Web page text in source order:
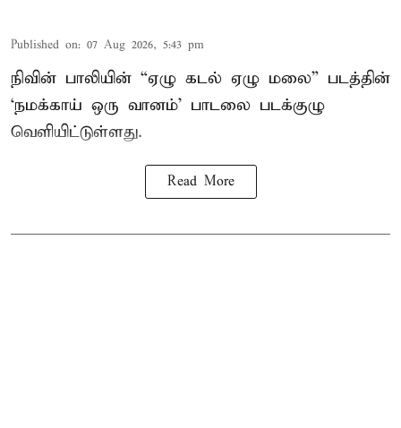
Published on: 07 Aug 2026, 5:43 pm
நிவின் பாலியின் “ஏழு கடல் ஏழு மலை” படத்தின்
‘நமக்காய் ஒரு வானம்’ பாடலை படக்குழு
வெளியிட்டுள்ளது.
Read More